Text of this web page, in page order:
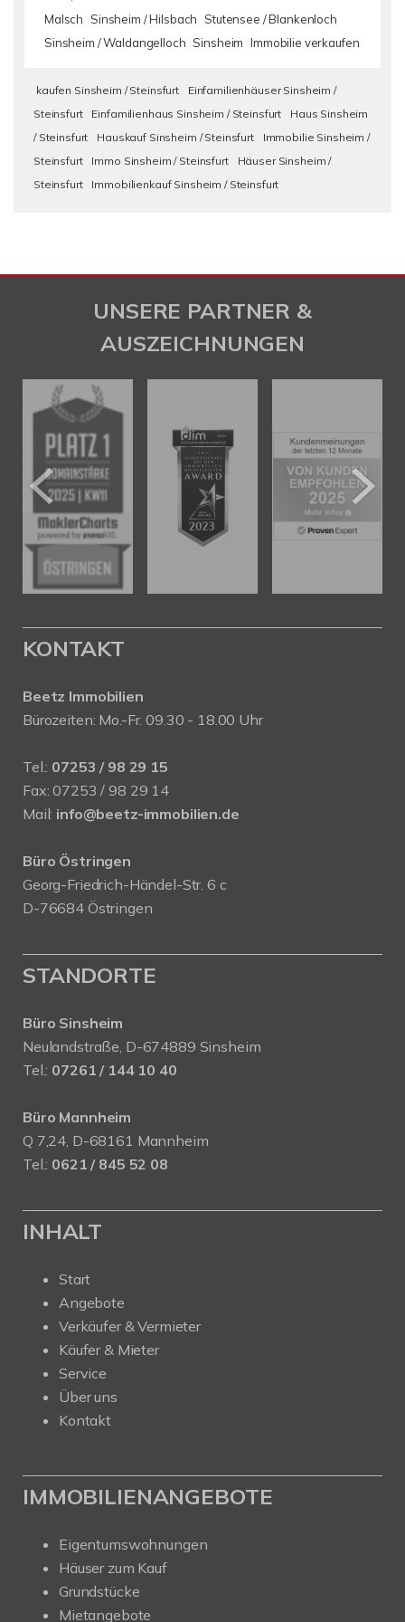
Malsch
Sinsheim / Hilsbach
Stutensee / Blankenloch
Sinsheim / Waldangelloch Sinsheim Immobilie verkaufen
kaufen Sinsheim / Steinsfurt
Einfamilienhäuser Sinsheim /
Steinsfurt
Einfamilienhaus Sinsheim / Steinsfurt
Haus Sinsheim
/ Steinsfurt
Hauskauf Sinsheim / Steinsfurt
Immobilie Sinsheim /
Steinsfurt
Immo Sinsheim / Steinsfurt
Häuser Sinsheim /
Steinsfurt
Immobilienkauf Sinsheim / Steinsfurt
UNSERE PARTNER &
AUSZEICHNUNGEN
KONTAKT
Beetz Immobilien
Bürozeiten: Mo.-Fr. 09.30 - 18.00 Uhr
Tel.: 07253 / 98 29 15
Fax: 07253 / 98 29 14
Mail: info@beetz-immobilien.de
Büro Östringen
Georg-Friedrich-Händel-Str. 6 c
D-76684 Östringen
STANDORTE
Büro Sinsheim
Neulandstraße, D-674889 Sinsheim
Tel.: 07261 / 144 10 40
Büro Mannheim
Q 7,24, D-68161 Mannheim
Tel.: 0621 / 845 52 08
INHALT
Start
Angebote
Verkäufer & Vermieter
Käufer & Mieter
Service
Über uns
Kontakt
IMMOBILIENANGEBOTE
Eigentumswohnungen
Häuser zum Kauf
Grundstücke
Mietangebote